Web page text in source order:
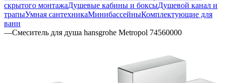
скрытого монтажаДушевые кабины и боксыДушевой канал и
трапыУмная сантехникаМинибассейныКомплектующие для
ванн
—Смеситель для душа hansgrohe Metropol 74560000